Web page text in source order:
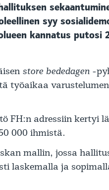
syy
kannatus putosi
store bededagen-
työaikaa
FH:n adressiin kertyi
000 ihmistä.
mallin, jossa
laskemalla ja